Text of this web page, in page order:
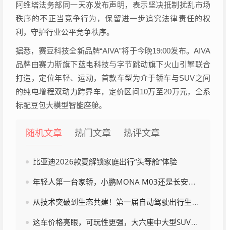
阿维塔法务部同一天亦发布声明，表示坚决抵制扰乱市场
秩序的不正当竞争行为，保留进一步追究法律责任的权
利，守护行业公平竞争秩序。
据悉，赛豆科技全新品牌“AIVA”将于今晚19:00发布。AIVA
品牌由赛力斯旗下蓝电科技与字节跳动旗下火山引擎联合
打造，定位年轻、运动，首款车型为介于轿车与SUV之间
的纯电增程双动力跨界车，定价区间10万至20万元，全系
标配豆包大模型智能座舱。
随机文章 热门文章 热评文章
比亚迪2026款夏解锁家庭出行“头等舱”体验
年轻人第一台家轿，小鹏MONA M03还是长安启源A06
从技术突破到生态共建！第一届自动驾驶出行生态论坛在深圳召开
这车价格亮眼，可玩性更强，大六座中大型SUV有了新选择？